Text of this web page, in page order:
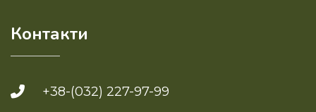
Контакти
+38-(032) 227-97-99